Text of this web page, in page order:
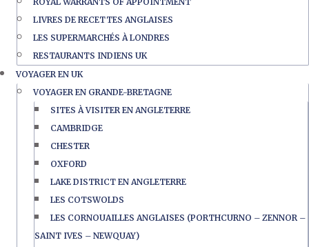
LIVRES DE RECETTES ANGLAISES
LES SUPERMARCHÉS À LONDRES
RESTAURANTS INDIENS UK
VOYAGER EN UK
VOYAGER EN GRANDE-BRETAGNE
SITES À VISITER EN ANGLETERRE
CAMBRIDGE
CHESTER
OXFORD
LAKE DISTRICT EN ANGLETERRE
LES COTSWOLDS
LES CORNOUAILLES ANGLAISES (PORTHCURNO – ZENNOR –
SAINT IVES – NEWQUAY)